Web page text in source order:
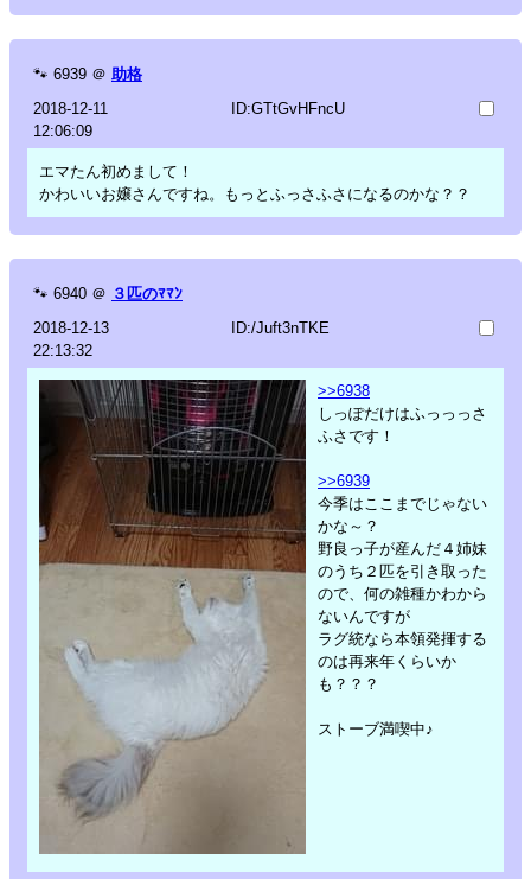
🐾 6939 ＠ 助格
2018-12-11
12:06:09
ID:GTtGvHFncU
エマたん初めまして！
かわいいお嬢さんですね。もっとふっさふさになるのかな？？
🐾 6940 ＠ ３匹のﾏﾏﾝ
2018-12-13
22:13:32
ID:/Juft3nTKE
>>6938
しっぽだけはふっっっさ
ふさです！
>>6939
今季はここまでじゃない
かな～？
野良っ子が産んだ４姉妹
のうち２匹を引き取った
ので、何の雑種かわから
ないんですが
ラグ統なら本領発揮する
のは再来年くらいか
も？？？
ストーブ満喫中♪